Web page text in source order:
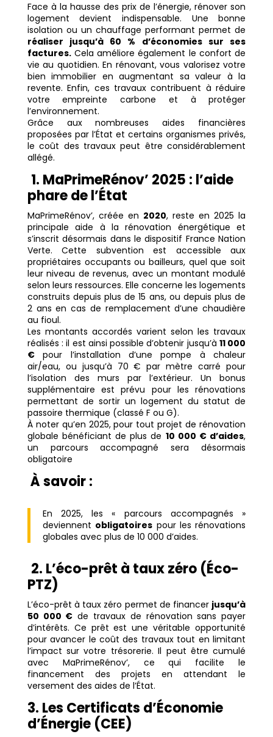
Face à la hausse des prix de l’énergie, rénover son
logement devient indispensable. Une bonne
isolation ou un chauffage performant permet de
réaliser jusqu’à 60 % d’économies sur ses
factures.Cela améliore également le confort de
vie au quotidien. En rénovant, vous valorisez votre
bien immobilier en augmentant sa valeur à la
revente. Enfin, ces travaux contribuent à réduire
votre empreinte carbone et à protéger
l’environnement.
Grâce aux nombreuses aides financières
proposées par l’État et certains organismes privés,
le coût des travaux peut être considérablement
allégé.
1. MaPrimeRénov’ 2025 : l’aide
phare de l’État
MaPrimeRénov’, créée en 2020, reste en 2025 la
principale aide à la rénovation énergétique et
s’inscrit désormais dans le dispositif France Nation
Verte. Cette subvention est accessible aux
propriétaires occupants ou bailleurs, quel que soit
leur niveau de revenus, avec un montant modulé
selon leurs ressources. Elle concerne les logements
construits depuis plus de 15 ans, ou depuis plus de
2 ans en cas de remplacement d’une chaudière
au fioul.
Les montants accordés varient selon les travaux
réalisés : il est ainsi possible d’obtenir jusqu’à 11 000
€pour l’installation d’une pompe à chaleur
air/eau, ou jusqu’à 70 € par mètre carré pour
l’isolation des murs par l’extérieur. Un bonus
supplémentaire est prévu pour les rénovations
permettant de sortir un logement du statut de
passoire thermique (classé F ou G).
À noter qu’en 2025, pour tout projet de rénovation
globale bénéficiant de plus de 10 000 € d’aides,
un parcours accompagné sera désormais
obligatoire
À savoir :
En 2025, les « parcours accompagnés »
deviennent obligatoires pour les rénovations
globales avec plus de 10 000 d’aides.
2. L’éco-prêt à taux zéro (Éco-
PTZ)
L’éco-prêt à taux zéro permet de financer jusqu’à
50 000 € de travaux de rénovation sans payer
d’intérêts. Ce prêt est une véritable opportunité
pour avancer le coût des travaux tout en limitant
l’impact sur votre trésorerie. Il peut être cumulé
avec MaPrimeRénov’, ce qui facilite le
financement des projets en attendant le
versement des aides de l’État.
3. Les Certificats d’Économie
d’Énergie (CEE)